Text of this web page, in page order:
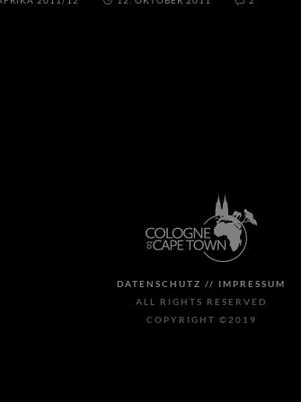
DATENSCHUTZ // IMPRESSUM
ALL RIGHTS RESERVED
COPYRIGHT ©2019